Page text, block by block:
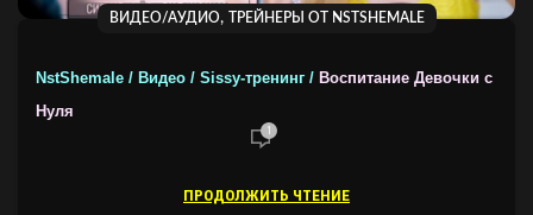
ВИДЕО/АУДИО, ТРЕЙНЕРЫ ОТ NSTSHEMALE
NstShemale / Видео / Sissy-тренинг / Воспитание Девочки с
Нуля
1
ПРОДОЛЖИТЬ ЧТЕНИЕ